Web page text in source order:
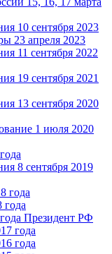
10 сентября 2023
23 апреля 2023
11 сентября 2022
19 сентября 2021
13 сентября 2020
1 июля 2020
8 сентября 2019
года
года
Президент РФ
года
года